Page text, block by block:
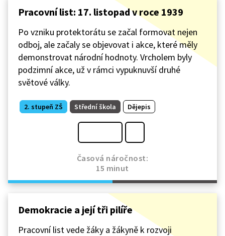
nejde jen o projev občanského postoje, ale součást její
politické kampaně. Ukázka otevírá zásadní otázky
o roli školy, učitele a limitech svobody projevu
ve vzdělávání.
Pracovní list: 17. listopad v roce 1939
Po vzniku protektorátu se začal formovat nejen
odboj, ale začaly se objevovat i akce, které měly
demonstrovat národní hodnoty. Vrcholem byly
podzimní akce, už v rámci vypuknuvší druhé
světové války.
2. stupeň ZŠ Střední škola Dějepis
Časová náročnost:
15 minut
Demokracie a její tři pilíře
Pracovní list vede žáky a žákyně k rozvoji